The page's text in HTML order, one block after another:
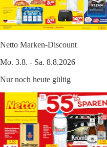
Netto Marken-Discount
Mo. 3.8. - Sa. 8.8.2026
Nur noch heute gültig